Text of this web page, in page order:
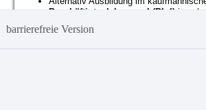
barrierefreie Version